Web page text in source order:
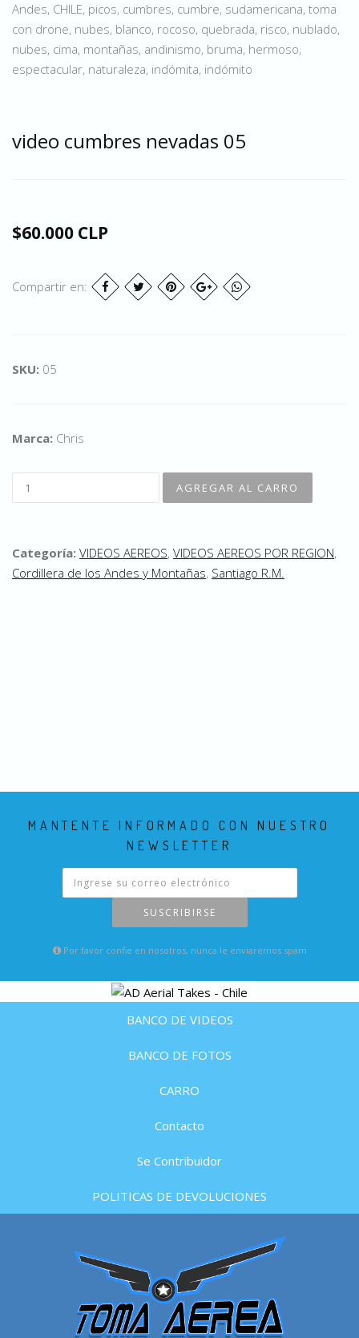
Andes, CHILE, picos, cumbres, cumbre, sudamericana, toma
con drone, nubes, blanco, rocoso, quebrada, risco, nublado,
nubes, cima, montañas, andinismo, bruma, hermoso,
espectacular, naturaleza, indómita, indómito
video cumbres nevadas 05
$60.000 CLP
Compartir en:
SKU: 05
Marca: Chris
Categoría: VIDEOS AEREOS, VIDEOS AEREOS POR REGION,
Cordillera de los Andes y Montañas, Santiago R.M.
MANTENTE INFORMADO CON NUESTRO
NEWSLETTER
SUSCRIBIRSE
Por favor confie en nosotros, nunca le enviaremos spam
BANCO DE VIDEOS
BANCO DE FOTOS
CARRO
Contacto
Se Contribuidor
POLITICAS DE DEVOLUCIONES